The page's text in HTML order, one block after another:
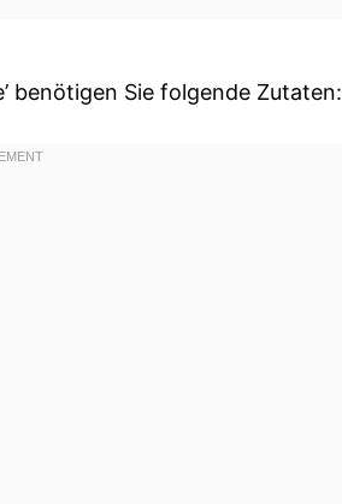
benötigen Sie folgende Zutaten: